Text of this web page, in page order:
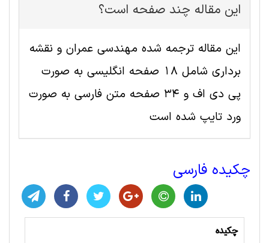
این مقاله چند صفحه است؟
این مقاله ترجمه شده مهندسی عمران و نقشه
برداری شامل 18 صفحه انگلیسی به صورت
پی دی اف و 34 صفحه متن فارسی به صورت
ورد تایپ شده است
چکیده فارسی
چکیده